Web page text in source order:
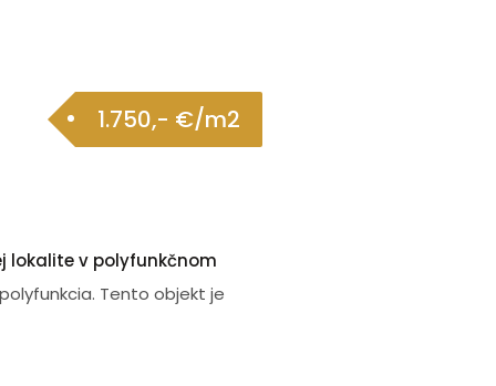
1.750,- €/m2
lokalite v polyfunkčnom
Tento objekt je